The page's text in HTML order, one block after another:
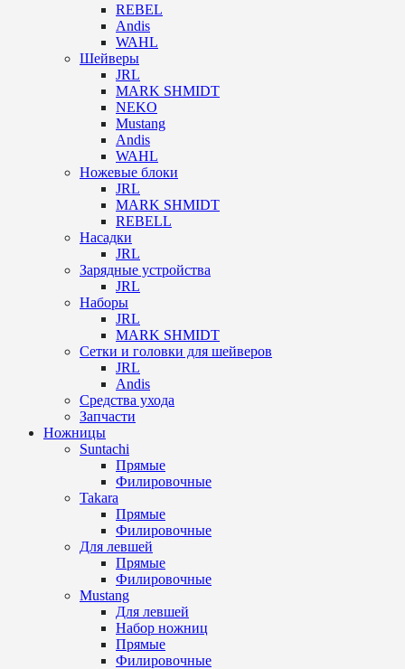
REBEL
Andis
WAHL
Шейверы
JRL
MARK SHMIDT
NEKO
Mustang
Andis
WAHL
Ножевые блоки
JRL
MARK SHMIDT
REBELL
Насадки
JRL
Зарядные устройства
JRL
Наборы
JRL
MARK SHMIDT
Сетки и головки для шейверов
JRL
Andis
Средства ухода
Запчасти
Ножницы
Suntachi
Прямые
Филировочные
Takara
Прямые
Филировочные
Для левшей
Прямые
Филировочные
Mustang
Для левшей
Набор ножниц
Прямые
Филировочные